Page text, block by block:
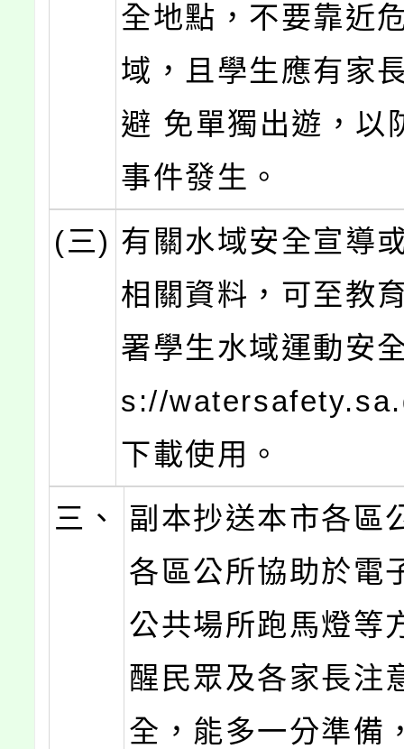
全地點，不要靠近
域，且學生應有家
避 免單獨出遊，以
事件發生。
(三) 有關水域安全宣導
相關資料，可至教
署學生水域運動安
s://
下載使用。
三、
副本抄送本市各區
各區公所協助於電
公共場所跑馬燈等
醒民眾及各家長注
全，能多一分準備